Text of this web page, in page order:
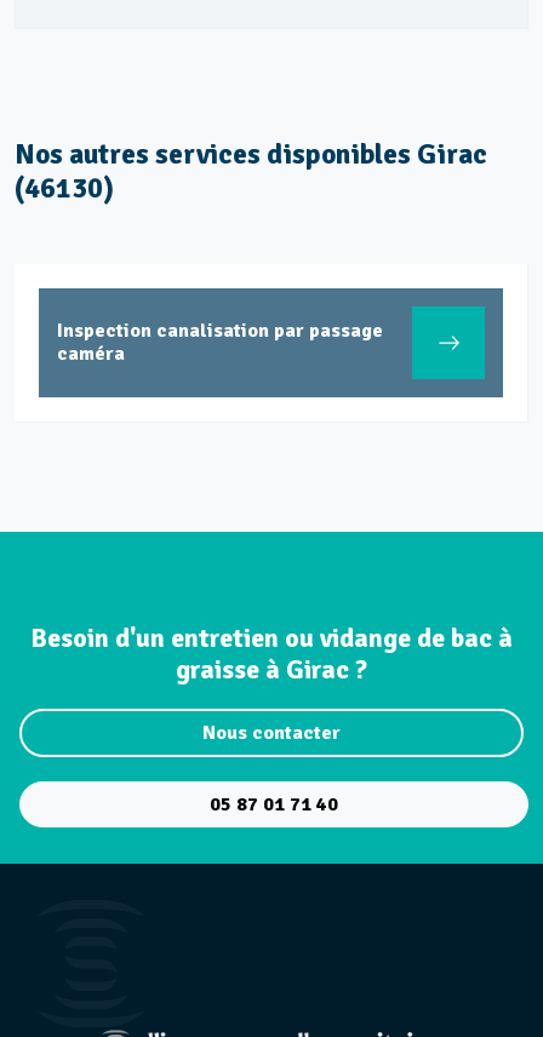
Nos autres services disponibles Girac
(46130)
Inspection canalisation par passage
caméra
Besoin d'un entretien ou vidange de bac à
graisse à Girac ?
Nous contacter
05 87 01 71 40